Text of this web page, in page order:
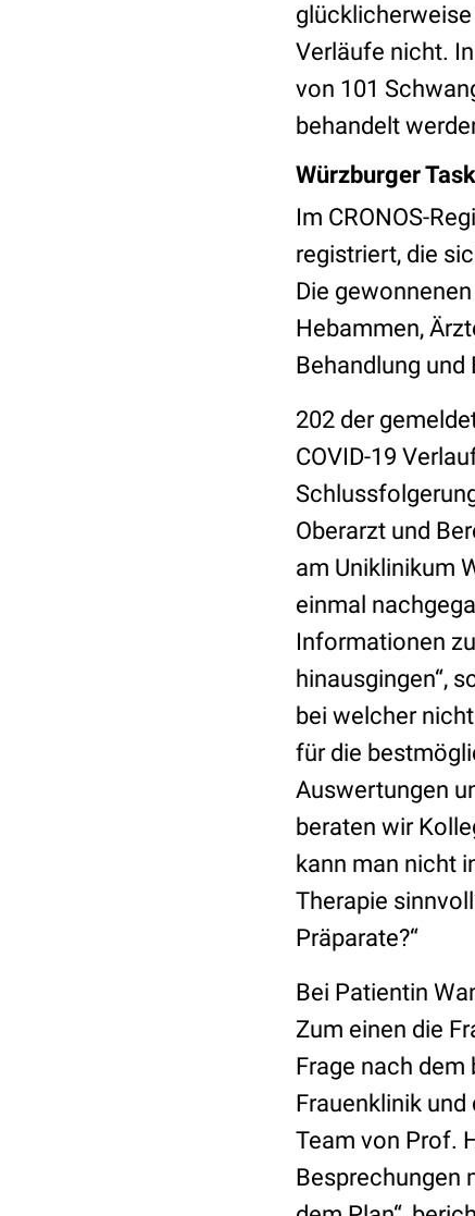
Verläufe nicht.
von 101
behandelt
Würzburger
Im CRONOS-
registriert, die
Die
Hebammen,
Behandlung
202 der
COVID-19
Oberarzt und
am Uniklinikum
einmal
Informationen
hinausgingen“,
bei welcher
für die
Auswertungen
beraten wir
kann man nicht
Therapie
Präparate?“
Bei Patientin
Zum einen die
Frage nach dem
Frauenklinik
Team von Prof.
Besprechungen